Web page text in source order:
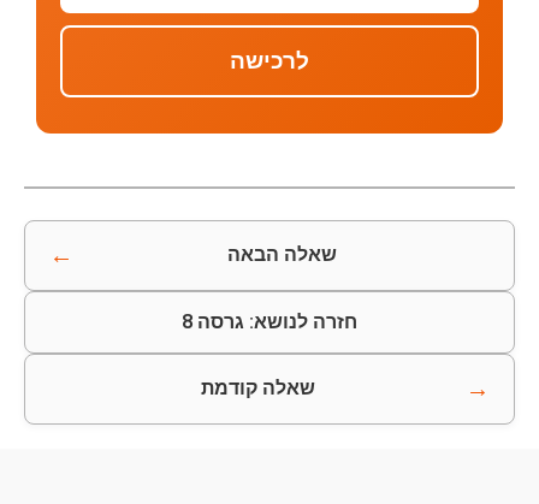
לרכישה
שאלה הבאה ←
חזרה לנושא: גרסה 8
→ שאלה קודמת